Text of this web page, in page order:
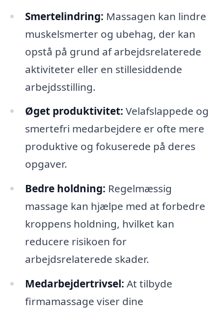
Smertelindring: Massagen kan lindre
muskelsmerter og ubehag, der kan
opstå på grund af arbejdsrelaterede
aktiviteter eller en stillesiddende
arbejdsstilling.
Øget produktivitet: Velafslappede og
smertefri medarbejdere er ofte mere
produktive og fokuserede på deres
opgaver.
Bedre holdning: Regelmæssig
massage kan hjælpe med at forbedre
kroppens holdning, hvilket kan
reducere risikoen for
arbejdsrelaterede skader.
Medarbejdertrivsel: At tilbyde
firmamassage viser dine